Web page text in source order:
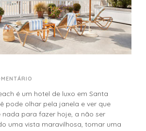
é um hotel de luxo em Santa
pode olhar pela janela e ver que
nada para fazer hoje, a não ser
uma vista maravilhosa, tomar uma